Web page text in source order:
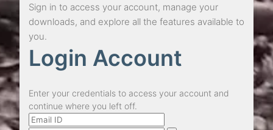
Sign in to access your account, manage your
downloads, and explore all the features available to
you.
Login Account
Enter your credentials to access your account and
continue where you left off.